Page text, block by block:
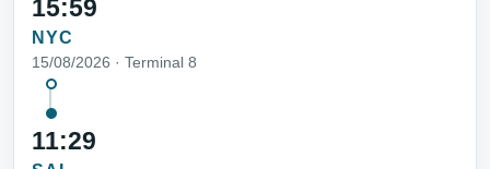
15:59
NYC
15/08/2026 · Terminal 8
11:29